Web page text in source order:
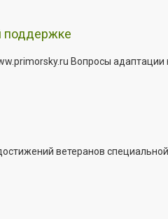
поддержке
Вопросы адаптации
ветеранов